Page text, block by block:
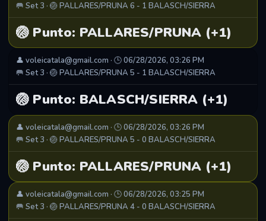
🥅 Set 3 · 🏐 PALLARES/PRUNA 6 - 1 BALASCH/SIERRA
🏐 Punto: PALLARES/PRUNA (+1)
👤 voleicatala@gmail.com · 🕒 06/28/2026, 03:26 PM
🥅 Set 3 · 🏐 PALLARES/PRUNA 5 - 1 BALASCH/SIERRA
🏐 Punto: BALASCH/SIERRA (+1)
👤 voleicatala@gmail.com · 🕒 06/28/2026, 03:26 PM
🥅 Set 3 · 🏐 PALLARES/PRUNA 5 - 0 BALASCH/SIERRA
🏐 Punto: PALLARES/PRUNA (+1)
👤 voleicatala@gmail.com · 🕒 06/28/2026, 03:25 PM
🥅 Set 3 · 🏐 PALLARES/PRUNA 4 - 0 BALASCH/SIERRA